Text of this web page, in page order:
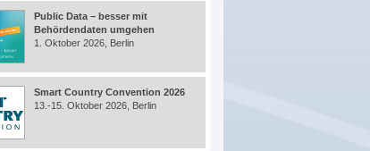
Public Data – besser mit
Behördendaten umgehen
1. Oktober 2026, Berlin
Smart Country Convention 2026
13.-15. Oktober 2026, Berlin